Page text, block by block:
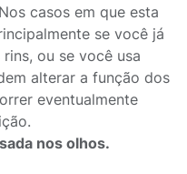
casos em que esta
se você já
ou se você usa
alterar a função dos
eventualmente
nos olhos.